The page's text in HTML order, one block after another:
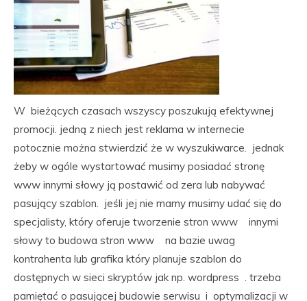
W bieżących czasach wszyscy poszukują efektywnej
promocji. jedną z niech jest reklama w internecie
potocznie można stwierdzić że w wyszukiwarce. jednak
żeby w ogóle wystartować musimy posiadać stronę
www innymi słowy ją postawić od zera lub nabywać
pasujący szablon. jeśli jej nie mamy musimy udać się do
specjalisty, który oferuje tworzenie stron www innymi
słowy to budowa stron www na bazie uwag
kontrahenta lub grafika który planuje szablon do
dostępnych w sieci skryptów jak np. wordpress . trzeba
pamiętać o pasującej budowie serwisu i optymalizacji w